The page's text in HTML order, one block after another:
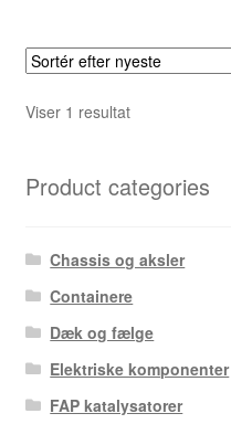
Viser 1 resultat
Product categories
Chassis og aksler
Containere
Dæk og fælge
Elektriske komponenter
FAP katalysatorer